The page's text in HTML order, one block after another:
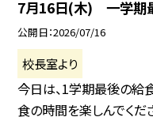
7月16日(木) 一学期
公開日 2026/07/16
校長室より
今日は、1学期最後の給
食の時間を楽しんでくだ